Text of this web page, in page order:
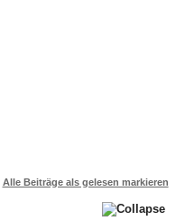
Alle Beiträge als gelesen markieren